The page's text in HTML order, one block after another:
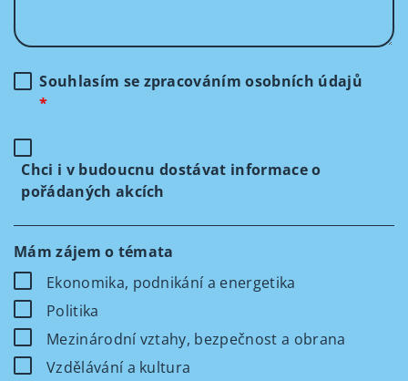
Souhlasím se zpracováním osobních údajů
*
Chci i v budoucnu dostávat informace o
pořádaných akcích
Mám zájem o témata
Ekonomika, podnikání a energetika
Politika
Mezinárodní vztahy, bezpečnost a obrana
Vzdělávání a kultura